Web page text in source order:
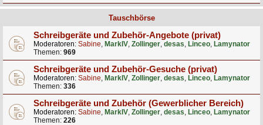
Tauschbörse
Schreibgeräte und Zubehör-Angebote (privat)
Moderatoren: Sabine, MarkIV, Zollinger, desas, Linceo, Lamynator
Themen: 969
Schreibgeräte und Zubehör-Gesuche (privat)
Moderatoren: Sabine, MarkIV, Zollinger, desas, Linceo, Lamynator
Themen: 336
Schreibgeräte und Zubehör (Gewerblicher Bereich)
Moderatoren: Sabine, MarkIV, Zollinger, desas, Linceo, Lamynator
Themen: 226